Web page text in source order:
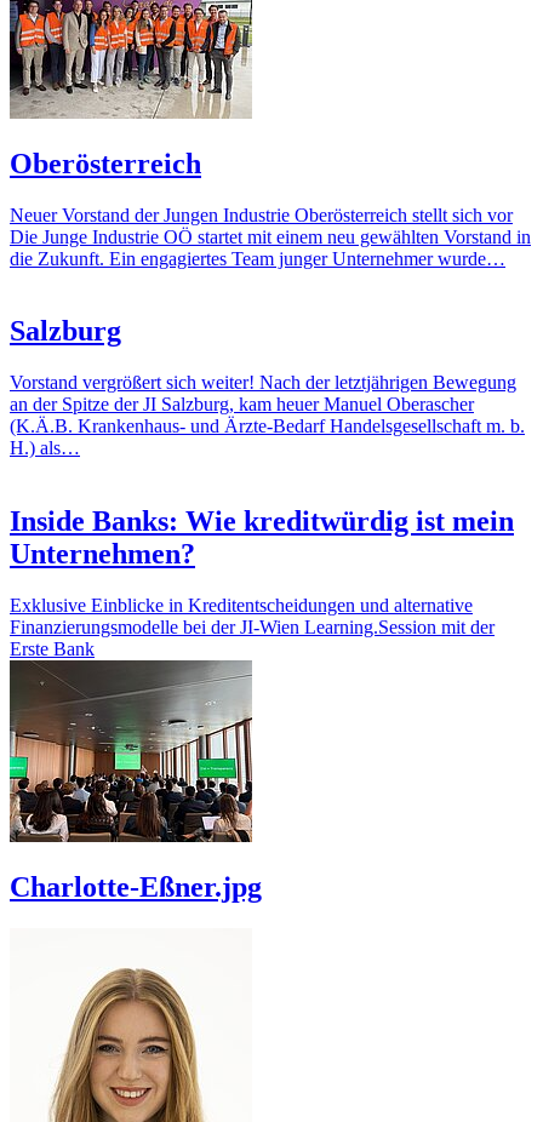
Oberösterreich
Neuer Vorstand der Jungen Industrie Oberösterreich stellt sich vor
Die Junge Industrie OÖ startet mit einem neu gewählten Vorstand in
die Zukunft. Ein engagiertes Team junger Unternehmer wurde…
Salzburg
Vorstand vergrößert sich weiter! Nach der letztjährigen Bewegung
an der Spitze der JI Salzburg, kam heuer Manuel Oberascher
(K.Ä.B. Krankenhaus- und Ärzte-Bedarf Handelsgesellschaft m. b.
H.) als…
Inside Banks: Wie kreditwürdig ist mein
Unternehmen?
Exklusive Einblicke in Kreditentscheidungen und alternative
Finanzierungsmodelle bei der JI‑Wien Learning.Session mit der
Erste Bank
Charlotte-Eßner.jpg